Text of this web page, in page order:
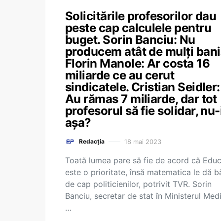
Solicitările profesorilor dau
peste cap calculele pentru
buget. Sorin Banciu: Nu
producem atât de mulți
Florin Manole: Ar costa 16
miliarde ce au cerut
sindicatele. Cristian Seidler:
Au rămas 7 miliarde, dar tot
profesorul să fie solidar,
așa?
Redacția 18 mai 2023
Toată lumea pare să fie de acord că
este o prioritate, însă matematica le dă
de cap politicienilor, potrivit TVR. Sorin
Banciu, secretar de stat în Ministerul
…